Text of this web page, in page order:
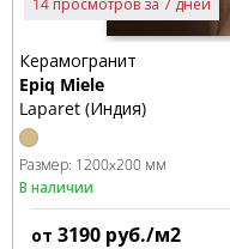
14 просмотров за 7 дней
Керамогранит
Epiq Miele
Laparet (Индия)
Размер: 1200x200 мм
В наличии
от 3190 руб./м2